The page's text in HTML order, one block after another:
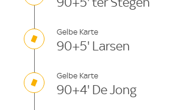
Gelbe Karte
90+5' Larsen
Gelbe Karte
90+4' De Jong